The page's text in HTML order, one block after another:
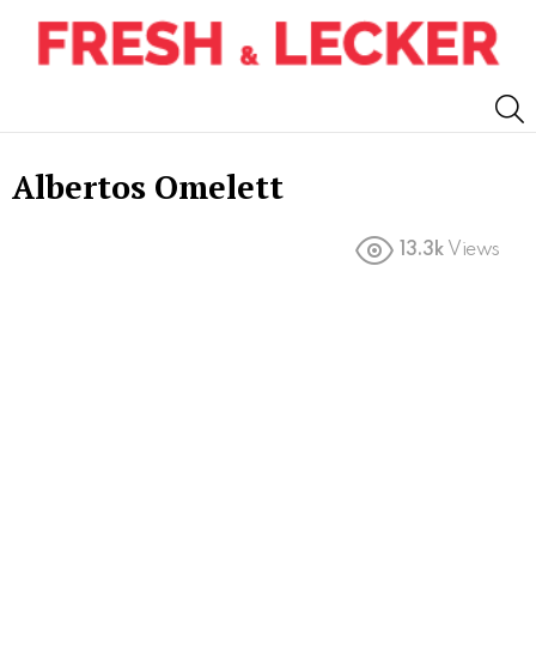
Albertos Omelett
13.3k Views